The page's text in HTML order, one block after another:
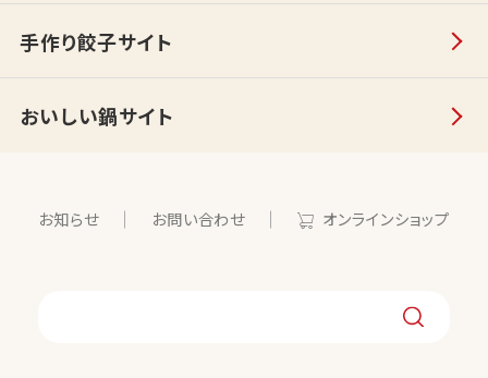
手作り餃子サイト
おいしい鍋サイト
お知らせ お問い合わせ オンラインショップ